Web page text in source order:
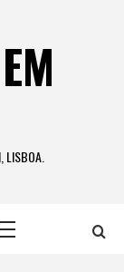
LISBOA.